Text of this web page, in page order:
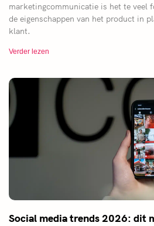
marketingcommunicatie is het te veel
de eigenschappen van het product in
klant.
Verder lezen
Social media trends 2026: dit